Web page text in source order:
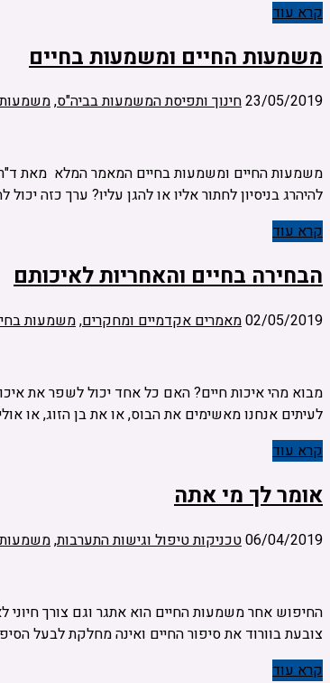
קרא עוד
משמעות החיים ומשמעות בחיים
23/05/2019חינוך ותפיסת המשמעות בביה"ס,
משמעות החיים ומשמעות בחיים המאמר המלא מאת ד"ר
להיהרג בניסיון לחתור אליו או להגן עליו? ערך כזה
קרא עוד
הבחירה בחיים והאחריות לאיכותם
02/05/2019מאמרים אקדמיים ומחקרים,משמעות
מבוא מהי איכות חיים? האם כל אחד יכול לשפר את
לעיתים אנחנו מאשימים את הבוס, או את בן הזוג, או
קרא עוד
אומר לך מי אתה
06/04/2019טכניקות טיפול וגישות התערבות,
החיפוש אחר משמעות החיים הוא אתגר וגם צורך
צובעת בוורוד את סיפור החיים ואינה מחלקת לבעל
קרא עוד